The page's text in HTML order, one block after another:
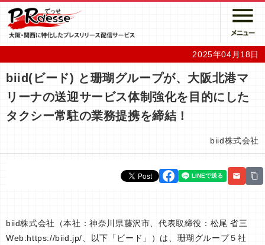
2025年04月18日
biid(ビード) と珊瑚グループが、大阪北港マ
リーナの送迎サービス体制強化を目的にした
タクシー常駐の業務提携を締結！
biid株式会社
biid株式会社（本社：神奈川県藤沢市、代表取締役：松尾 省三
Web:https://biid.jp/、以下「ビード」）は、珊瑚グループ５社